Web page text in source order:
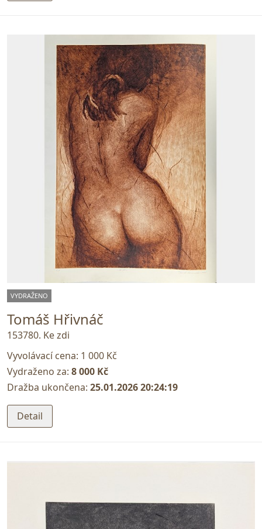
VYDRAŽENO
Tomáš Hřivnáč
153780. Ke zdi
Vyvolávací cena: 1 000 Kč
Vydraženo za: 8 000 Kč
Dražba ukončena: 25.01.2026 20:24:19
Detail